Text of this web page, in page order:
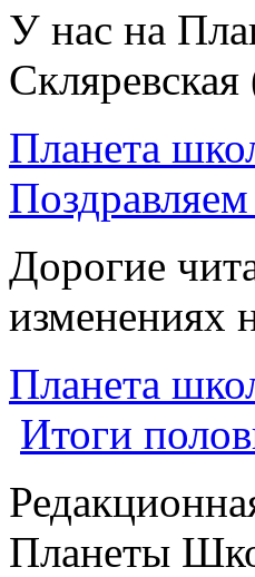
У нас на
Планета
Дорогие
изменениях
Планета
Итоги
Планеты